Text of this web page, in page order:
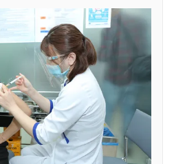
hình Việt Nam
và báo điện tử số 483/GP-BTTTT
Mỹ Hạnh, Phạm Quốc Thắng,
- 024.38 355 932